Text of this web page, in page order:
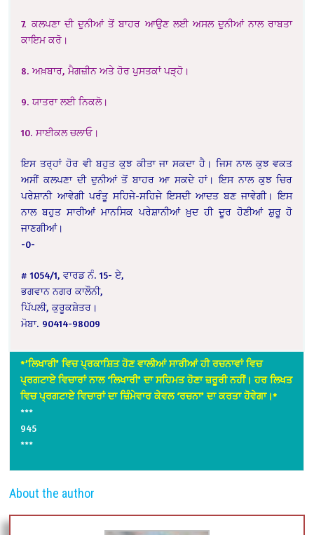
7. ਕਲਪਣਾ ਦੀ ਦੁਨੀਆਂ ਤੋਂ ਬਾਹਰ ਆਉਣ ਲਈ ਅਸਲ ਦੁਨੀਆਂ ਨਾਲ ਰਾਬਤਾ
ਕਾਇਮ ਕਰੋ।
8. ਅਖ਼ਬਾਰ, ਮੈਗਜ਼ੀਨ ਅਤੇ ਹੋਰ ਪੁਸਤਕਾਂ ਪੜ੍ਹੋ।
9. ਯਾਤਰਾ ਲਈ ਨਿਕਲੋ।
10. ਸਾਈਕਲ ਚਲਾਓ।
ਇਸ ਤਰ੍ਹਾਂ ਹੋਰ ਵੀ ਬਹੁਤ ਕੁਝ ਕੀਤਾ ਜਾ ਸਕਦਾ ਹੈ। ਜਿਸ ਨਾਲ ਕੁਝ ਵਕਤ
ਅਸੀਂ ਕਲਪਣਾ ਦੀ ਦੁਨੀਆਂ ਤੋਂ ਬਾਹਰ ਆ ਸਕਦੇ ਹਾਂ। ਇਸ ਨਾਲ ਕੁਝ ਚਿਰ
ਪਰੇਸ਼ਾਨੀ ਆਵੇਗੀ ਪਰੰਤੂ ਸਹਿਜੇ-ਸਹਿਜੇ ਇਸਦੀ ਆਦਤ ਬਣ ਜਾਵੇਗੀ। ਇਸ
ਨਾਲ ਬਹੁਤ ਸਾਰੀਆਂ ਮਾਨਸਿਕ ਪਰੇਸ਼ਾਨੀਆਂ ਖ਼ੁਦ ਹੀ ਦੂਰ ਹੋਣੀਆਂ ਸ਼ੁਰੂ ਹੋ
ਜਾਣਗੀਆਂ।
-0-
# 1054/1, ਵਾਰਡ ਨੰ. 15- ਏ,
ਭਗਵਾਨ ਨਗਰ ਕਾਲੌਨੀ,
ਪਿੱਪਲੀ, ਕੁਰੂਕਸ਼ੇਤਰ।
ਮੋਬਾ. 90414-98009
*’ਲਿਖਾਰੀ’ ਵਿਚ ਪ੍ਰਕਾਸ਼ਿਤ ਹੋਣ ਵਾਲੀਆਂ ਸਾਰੀਆਂ ਹੀ ਰਚਨਾਵਾਂ ਵਿਚ
ਪ੍ਰਗਟਾਏ ਵਿਚਾਰਾਂ ਨਾਲ ‘ਲਿਖਾਰੀ’ ਦਾ ਸਹਿਮਤ ਹੋਣਾ ਜ਼ਰੂਰੀ ਨਹੀਂ। ਹਰ ਲਿਖਤ
ਵਿਚ ਪ੍ਰਗਟਾਏ ਵਿਚਾਰਾਂ ਦਾ ਜ਼ਿੰਮੇਵਾਰ ਕੇਵਲ ‘ਰਚਨਾ’ ਦਾ ਕਰਤਾ ਹੋਵੇਗਾ।*
***
945
***
About the author